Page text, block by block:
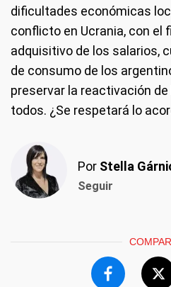
dificultades económicas
conflicto en Ucrania, con el
adquisitivo de los salarios,
de consumo de los
preservar la reactivación
todos. ¿Se respetará lo
Por Stella
Seguir